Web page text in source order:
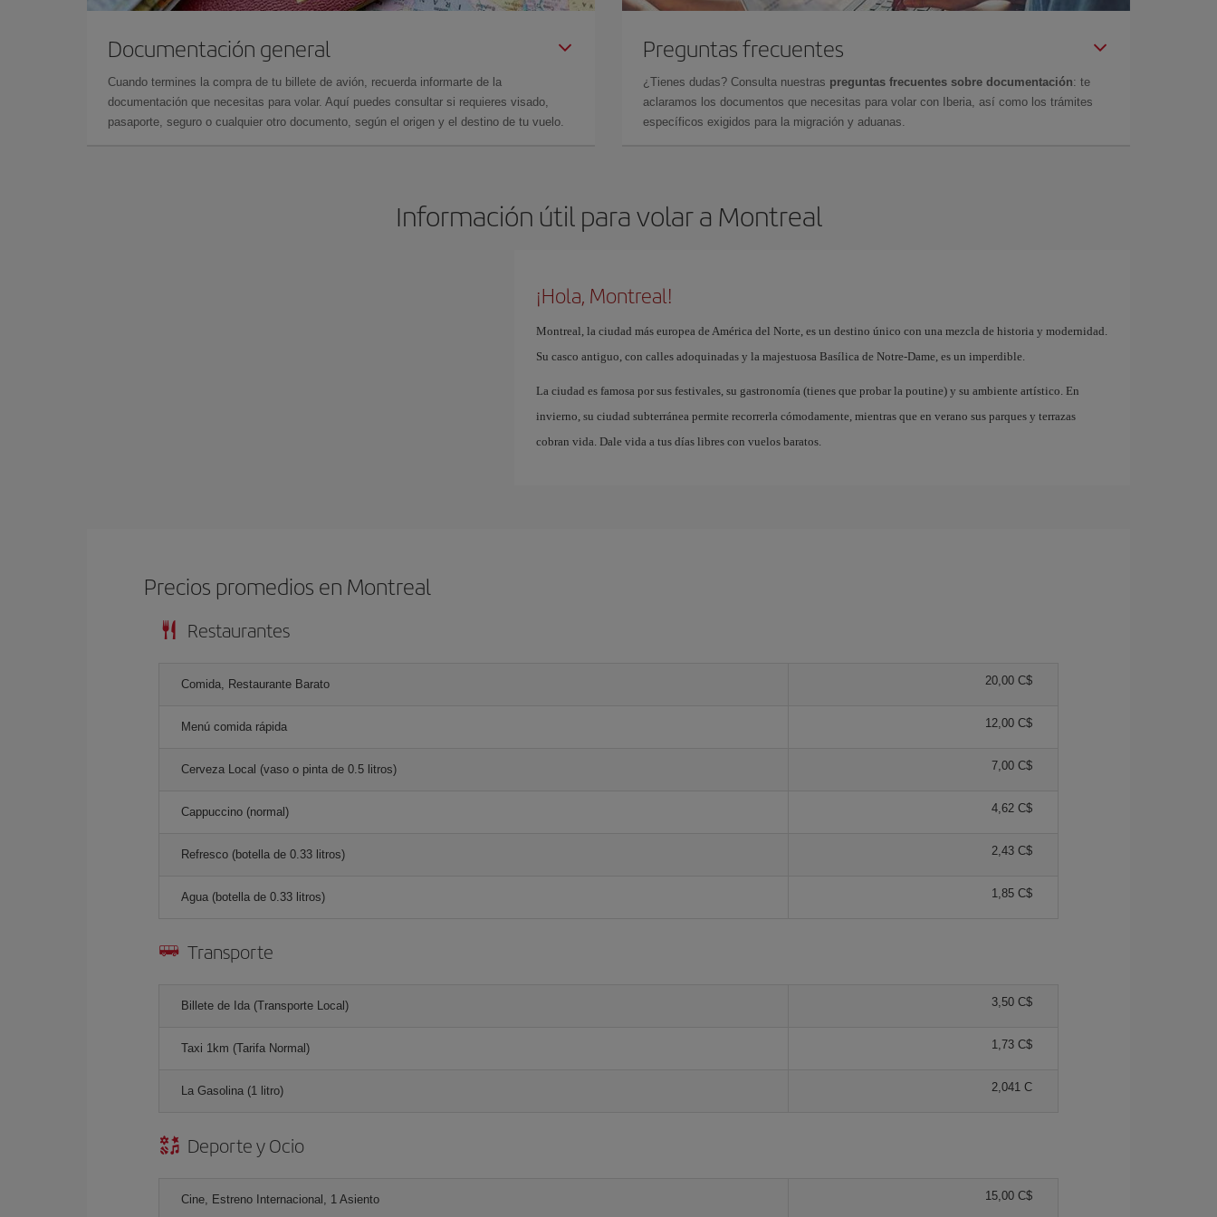
Documentación general
Cuando termines la compra de tu billete de avión, recuerda informarte de la
documentación que necesitas para volar. Aquí puedes consultar si requieres visado,
pasaporte, seguro o cualquier otro documento, según el origen y el destino de tu vuelo.
Preguntas frecuentes
¿Tienes dudas? Consulta nuestras preguntas frecuentes sobre documentación: te
aclaramos los documentos que necesitas para volar con Iberia, así como los trámites
específicos exigidos para la migración y aduanas.
Información útil para volar a Montreal
¡Hola, Montreal!
Montreal, la ciudad más europea de América del Norte, es un destino único con una mezcla de historia y modernidad.
Su casco antiguo, con calles adoquinadas y la majestuosa Basílica de Notre-Dame, es un imperdible.
La ciudad es famosa por sus festivales, su gastronomía (tienes que probar la poutine) y su ambiente artístico. En
invierno, su ciudad subterránea permite recorrerla cómodamente, mientras que en verano sus parques y terrazas
cobran vida. Dale vida a tus días libres con vuelos baratos.
Precios promedios en Montreal
Restaurantes
Comida, Restaurante Barato 20,00 C$
Menú comida rápida 12,00 C$
Cerveza Local (vaso o pinta de 0.5 litros) 7,00 C$
Cappuccino (normal) 4,62 C$
Refresco (botella de 0.33 litros) 2,43 C$
Agua (botella de 0.33 litros) 1,85 C$
Transporte
Billete de Ida (Transporte Local) 3,50 C$
Taxi 1km (Tarifa Normal) 1,73 C$
La Gasolina (1 litro) 2,041 C
Deporte y Ocio
Cine, Estreno Internacional, 1 Asiento 15,00 C$